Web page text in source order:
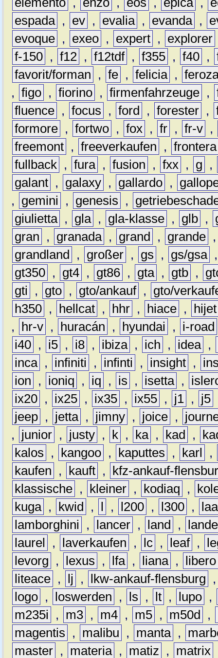
espada , ev , evalia , evanda ,
evoque , exeo , expert , explorer
f-150 , f12 , f12tdf , f355 , f40 ,
favorit/forman
, fe , felicia ,
, figo , fiorino , firmenfahrzeuge ,
fluence , focus , ford , forester ,
formore , fortwo , fox , fr , fr-v ,
freemont , freeverkaufen , frontera
fullback , fura , fusion , fxx , g
,
galant , galaxy , gallardo ,
,
gemini , genesis ,
giulietta , gla , gla-klasse , glb ,
gran
, granada , grand , grande
grandland
, großer , gs , gs/gsa
gt350 , gt4 , gt86 , gta , gtb ,
gti
, gto , gto/ankauf ,
gto/
h350 , hellcat , hhr , hiace ,
hijet
,
hr-v , huracán , hyundai ,
i-road
i40 , i5 , i8 , ibiza , ich , idea ,
inca , infiniti , infinti , insight ,
ion
, ioniq , iq , is , isetta ,
ix20 , ix25 , ix35 , ix55 , j1 , j5
jeep , jetta , jimny , joice ,
,
junior , justy , k , ka , kad ,
kalos
, kangoo , kaputtes , karl
,
kaufen
, kauft ,
kfz-ankauf-
klassische , kleiner , kodiaq ,
kuga , kwid , l , l200 , l300 ,
lamborghini
, lancer , land ,
laurel
, laverkaufen , lc , leaf ,
levorg
, lexus , lfa , liana ,
libero
liteace , lj , lkw-ankauf-flensburg
logo , loswerden , ls , lt , lupo ,
m235i
, m3 , m4 , m5 , m50d ,
magentis
, malibu , manta ,
master , materia , matiz , matrix